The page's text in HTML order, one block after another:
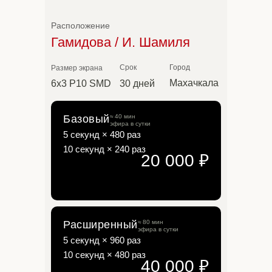
Расположение
Гамидова / И. Шамиля
Размер экрана
6х3 P10 SMD
Срок
30 дней
Город
Махачкала
Базовый≈ 40 мин
эфира в сутки
5 секунд × 480 раз
10 секунд × 240 раз
20 000 ₽
Расширенный≈ 80 мин
эфира в сутки
5 секунд × 960 раз
10 секунд × 480 раз
40 000 ₽
Базовый 20 000 ₽